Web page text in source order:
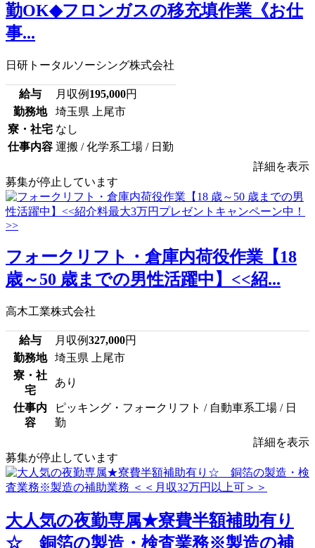
勤OK◆フロンガスの移充填作業《お仕
事...
日研トータルソーシング株式会社
給与 月収例 195,000円
勤務地
埼玉県 上尾市
寮・社宅 なし
仕事内容 運搬 / 化学系工場 / 日勤
詳細を表示
募集が停止しています
フォークリフト・倉庫内荷役作業【18
歳～50 歳までの男性活躍中】<<紹...
高木工業株式会社
給与 月収例327,000円
勤務地
埼玉県 上尾市
寮・社
宅
あり
仕事内
容
ピッキング・フォークリフト / 自動車系工場 / 日
勤
詳細を表示
募集が停止しています
大人気の夜勤専属★寮費半額補助有り
☆ 銅箔の製造・検査業務※製造の補